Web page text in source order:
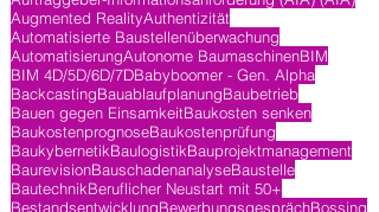
Augmented RealityAuthentizität
Automatisierte Baustellenüberwachung
AutomatisierungAutonome BaumaschinenBIM
BIM 4D/5D/6D/7DBabyboomer - Gen. Alpha
BackcastingBauablaufplanungBaubetrieb
Bauen gegen EinsamkeitBaukosten senken
BaukostenprognoseBaukostenprüfung
BaukybernetikBaulogistikBauprojektmanagement
BaurevisionBauschadenanalyseBaustelle
BautechnikBeruflicher Neustart mit 50+
BestandsentwicklungBewerbungsgesprächBossing